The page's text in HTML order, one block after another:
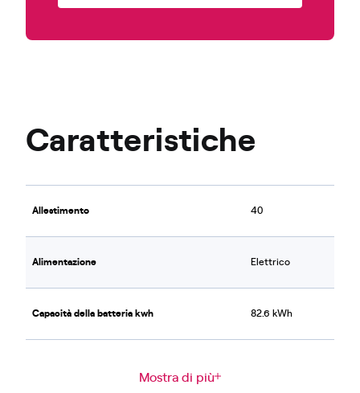
Caratteristiche
Allestimento 40
Alimentazione Elettrico
Capacità della batteria kwh 82.6 kWh
Mostra di più